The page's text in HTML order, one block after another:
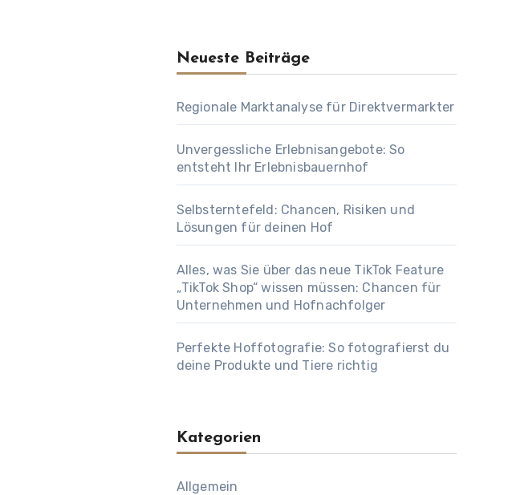
Neueste Beiträge
Regionale Marktanalyse für Direktvermarkter
Unvergessliche Erlebnisangebote: So
entsteht Ihr Erlebnisbauernhof
Selbsterntefeld: Chancen, Risiken und
Lösungen für deinen Hof
Alles, was Sie über das neue TikTok Feature
„TikTok Shop“ wissen müssen: Chancen für
Unternehmen und Hofnachfolger
Perfekte Hoffotografie: So fotografierst du
deine Produkte und Tiere richtig
Kategorien
Allgemein